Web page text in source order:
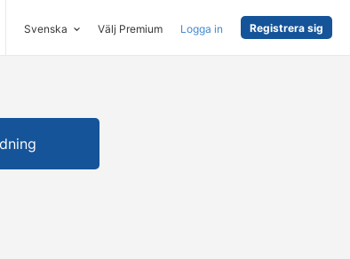
Svenska Välj Premium Logga in Registrera sig